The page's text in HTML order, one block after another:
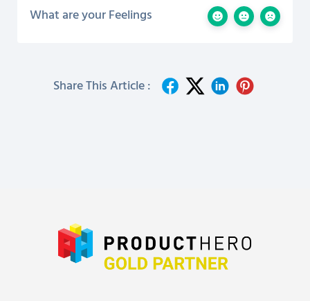
What are your Feelings
Share This Article :